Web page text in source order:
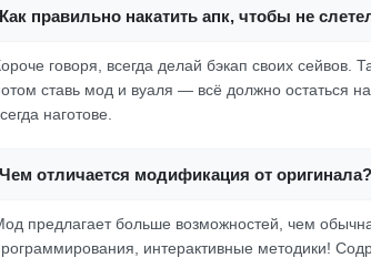
Как правильно накатить апк, чтобы не
говоря, всегда делай бэкап своих
ставь мод и вуаля — всё должно остаться
наготове.
Чем отличается модификация от оригинала?
предлагает больше возможностей, чем
интерактивные методики!